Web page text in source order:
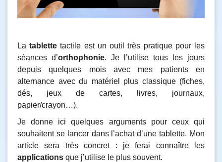
Latablette tactile est un outil très pratique pour les
séances d’orthophonie. Je l’utilise tous les jours
depuis quelques mois avec mes patients en
alternance avec du matériel plus classique (fiches,
dés, jeux de cartes, livres, journaux,
papier/crayon…).
Je donne ici quelques arguments pour ceux qui
souhaitent se lancer dans l’achat d’une tablette. Mon
article sera très concret : je ferai connaître les
applications que j’utilise le plus souvent.